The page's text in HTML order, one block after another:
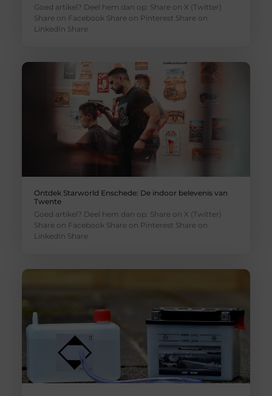
Goed artikel? Deel hem dan op: Share on X (Twitter)
Share on Facebook Share on Pinterest Share on
LinkedIn Share
Ontdek Starworld Enschede: De indoor belevenis van
Twente
Goed artikel? Deel hem dan op: Share on X (Twitter)
Share on Facebook Share on Pinterest Share on
LinkedIn Share